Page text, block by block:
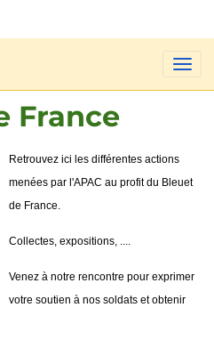
France
Retrouvez ici les différentes actions
menées par l'APAC au profit du Bleuet
de France.
Collectes, expositions, ....
Venez à notre rencontre pour exprimer
votre soutien à nos soldats et obtenir